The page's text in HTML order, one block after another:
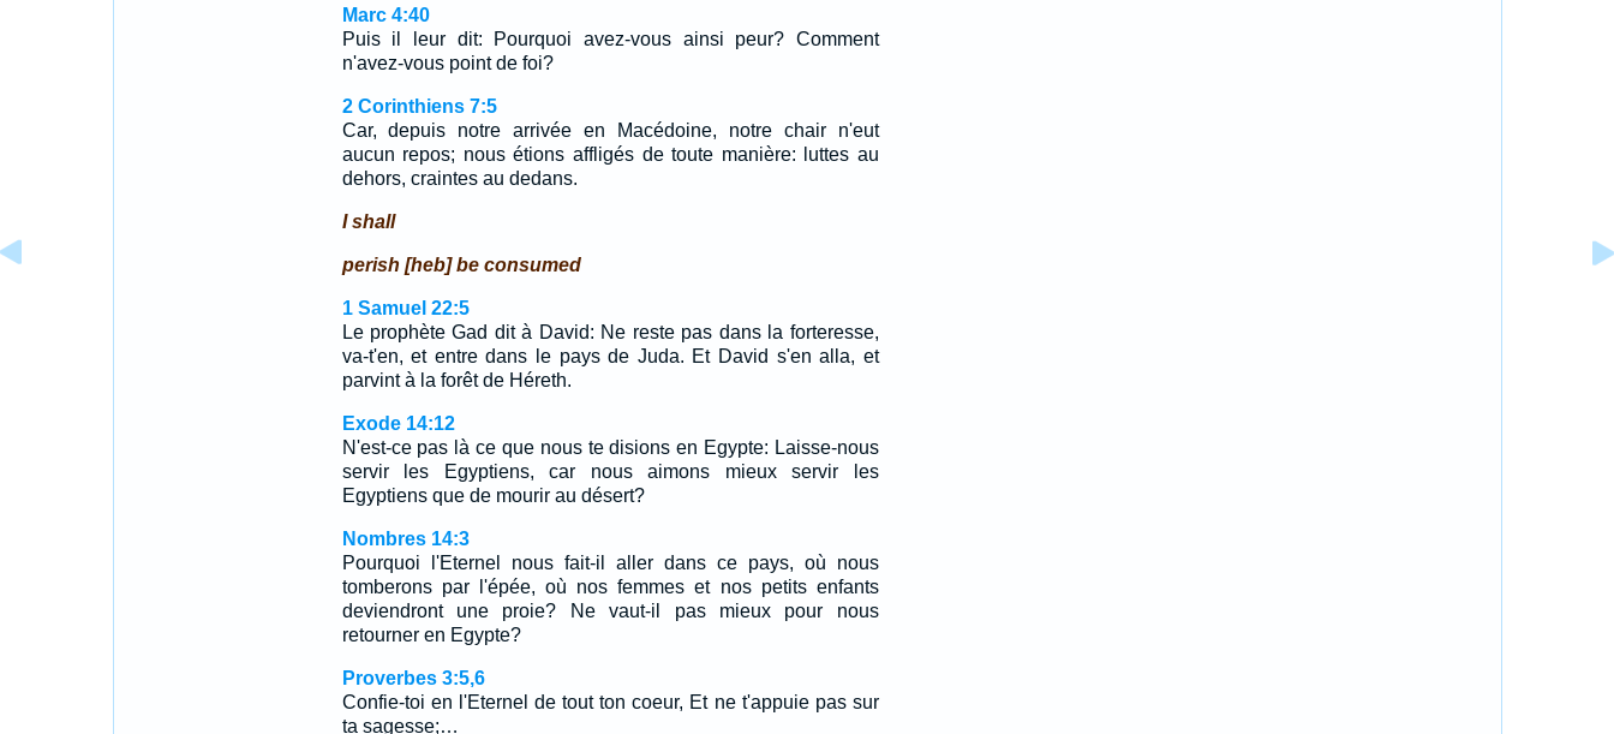
Marc 4:40
Puis il leur dit: Pourquoi avez-vous ainsi peur? Comment
n'avez-vous point de foi?
2 Corinthiens 7:5
Car, depuis notre arrivée en Macédoine, notre chair n'eut
aucun repos; nous étions affligés de toute manière: luttes au
dehors, craintes au dedans.
I shall
perish [heb] be consumed
1 Samuel 22:5
Le prophète Gad dit à David: Ne reste pas dans la forteresse,
va-t'en, et entre dans le pays de Juda. Et David s'en alla, et
parvint à la forêt de Héreth.
Exode 14:12
N'est-ce pas là ce que nous te disions en Egypte: Laisse-nous
servir les Egyptiens, car nous aimons mieux servir les
Egyptiens que de mourir au désert?
Nombres 14:3
Pourquoi l'Eternel nous fait-il aller dans ce pays, où nous
tomberons par l'épée, où nos femmes et nos petits enfants
deviendront une proie? Ne vaut-il pas mieux pour nous
retourner en Egypte?
Proverbes 3:5,6
Confie-toi en l'Eternel de tout ton coeur, Et ne t'appuie pas sur
ta sagesse;…